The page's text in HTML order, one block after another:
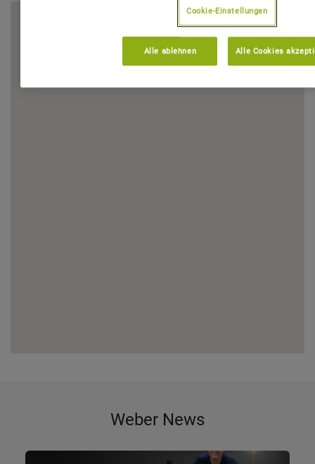
Weber News
Cookie-Einstellungen
Alle ablehnen Alle Cookies